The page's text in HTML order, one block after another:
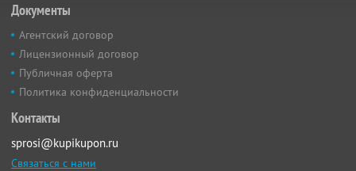
Документы
Агентский договор
Лицензионный договор
Публичная оферта
Политика конфиденциальности
Контакты
sprosi@kupikupon.ru
Связаться с нами